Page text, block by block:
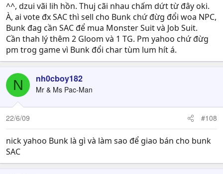
^^, dzui vãi lih hồn. Thuj cãi nhau chấm dứt từ đây oki.
À, ai vote đx SAC thì sell cho Bunk chứ đừg đổi woa NPC,
Bunk đag cần SAC để mua Monster Suit và Job Suit.
Cần thah lý thêm 2 Gloom và 1 TG. Pm yahoo chứ đừg
pm trog game vì Bunk đổi char tùm lum hít á.
N nh0cboy182
Mr & Ms Pac-Man
22/6/09 #108
nick yahoo Bunk là gì và làm sao để giao bán cho bunk
SAC